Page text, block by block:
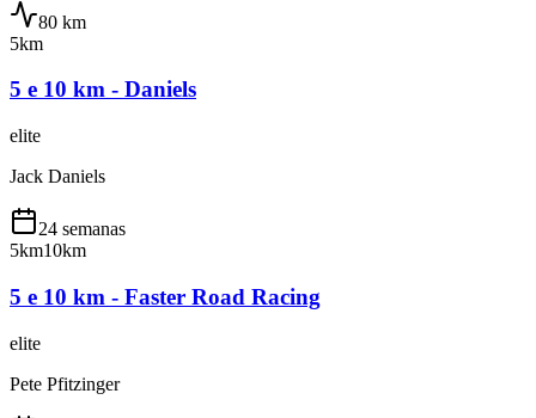
80 km
5km
5 e 10 km - Daniels
elite
Jack Daniels
24 semanas
5km10km
5 e 10 km - Faster Road Racing
elite
Pete Pfitzinger